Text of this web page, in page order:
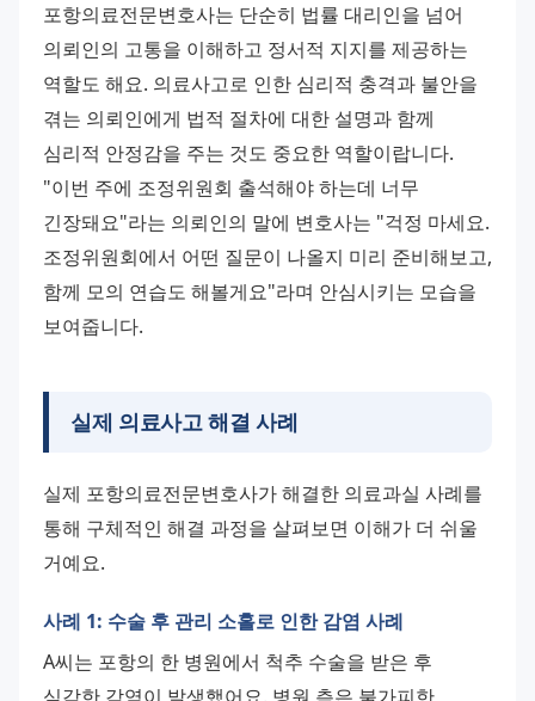
포항의료전문변호사는 단순히 법률 대리인을 넘어
의뢰인의 고통을 이해하고 정서적 지지를 제공하는
역할도 해요. 의료사고로 인한 심리적 충격과 불안을
겪는 의뢰인에게 법적 절차에 대한 설명과 함께
심리적 안정감을 주는 것도 중요한 역할이랍니다.
"이번 주에 조정위원회 출석해야 하는데 너무
긴장돼요"라는 의뢰인의 말에 변호사는 "걱정 마세요.
조정위원회에서 어떤 질문이 나올지 미리 준비해보고,
함께 모의 연습도 해볼게요"라며 안심시키는 모습을
보여줍니다.
실제 의료사고 해결 사례
실제 포항의료전문변호사가 해결한 의료과실 사례를
통해 구체적인 해결 과정을 살펴보면 이해가 더 쉬울
거예요.
사례 1: 수술 후 관리 소홀로 인한 감염 사례
A씨는 포항의 한 병원에서 척추 수술을 받은 후